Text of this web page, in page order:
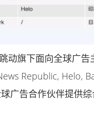
旗下面向全球广告
Republic, Helo,
广告合作伙伴提供